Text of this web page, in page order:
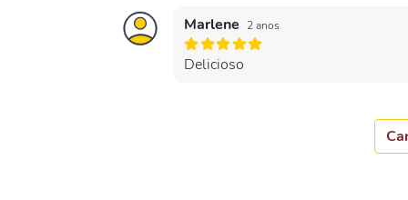
Marlene 2 anos
Delicioso